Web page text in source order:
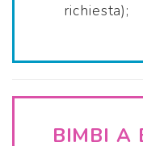
richiesta);
BIMBI A